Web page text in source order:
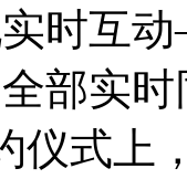
时互
部实时
仪式上